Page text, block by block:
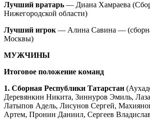
Лучший вратарь — Диана Хамраева
Нижегородской области)
Лучший игрок — Алина Савина —
Москвы)
МУЖЧИНЫ
Итоговое положение команд
1. Сборная Республики Татарстан
Деревянкин Никита, Зиннуров Эмиль,
Латыпов Адель, Лисунов Сергей,
Артем, Пронин Даниил, Сергеев